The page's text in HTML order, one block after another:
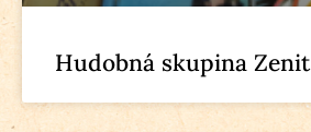
Hudobná skupina Zenit